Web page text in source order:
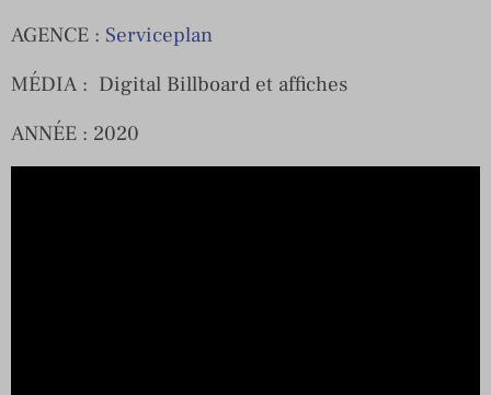
AGENCE : Serviceplan
MÉDIA : Digital Billboard et affiches
ANNÉE : 2020